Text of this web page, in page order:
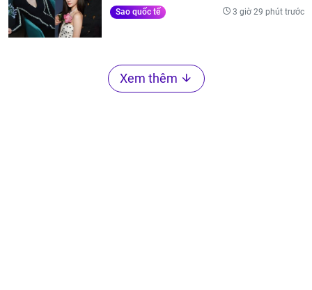
Sao quốc tế 3 giờ 29 phút trước
Xem thêm